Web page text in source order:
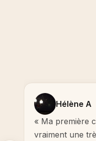
Hélène A
« Ma première
vraiment une